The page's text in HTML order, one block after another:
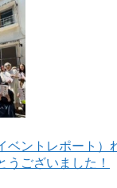
ベントレポート
うございました！